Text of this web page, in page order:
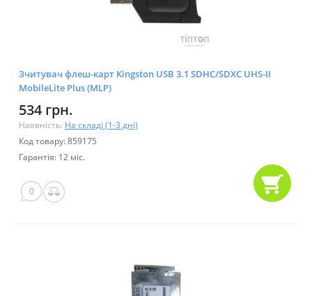
Зчитувач флеш-карт Kingston USB 3.1 SDHC/SDXC UHS-II
MobileLite Plus (MLP)
534 грн.
Наявність: На складі (1-3 дні)
Код товару: 859175
Гарантія: 12 міс.
0